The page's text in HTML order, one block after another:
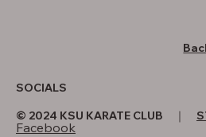
SOCIALS
Facebook
© 2024 KSU KARATE CLUB ｜